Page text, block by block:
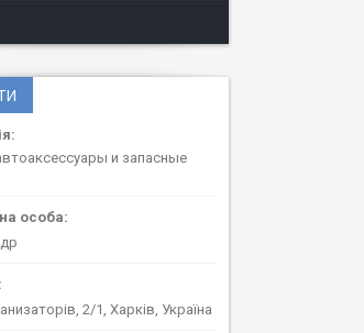
и запасные
2/1, Харків, Україна